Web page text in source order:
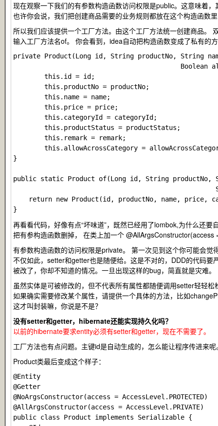
现在观察一下我们的有参数构造函数访问权限是public。这意味着
也许你会说，我们把创建商品需要的业务规则都放在这个构造函数
所以我们应该提供一个工厂方法。由这个工厂方法统一创建商品
输入工厂方法名of。 你会看到，idea自动把构造函数变成了私有的
private Product(Long id, String productNo, String
Boolean
        this.id = id;
        this.productNo = productNo;
        this.name = name;
        this.price = price;
        this.categoryId = categoryId;
        this.productStatus = productStatus;
        this.remark = remark;
this.allowAcrossCategory =
}
public static Product of(Long id, String productNo,
return new Product(id, productNo, name, price,
再看看代码，好像有点“坏味道”，既然已经用了lombok,为什么还要
把有参构造函数删掉， 在类上加一个 @AllArgsConstructor(access
有参数构造函数的访问权限是private。 第一次见到这个你可能会
不仅如此，setter和getter也是随便给。这是不对的，DDD的代码
被改了，你却不知道的情况。一旦出现这样的bug，简直就是灾难。
虽然实体是可被修改的，但不代表所有属性都随便调用setter轻轻松
如果确实需要修改某个属性，请提供一个具体的方法，比如
这才叫封装嘛，你说是不是？
没有setter和getter，hibernate还能实现持久化吗？
以前的hibernate要求entity必须有setter和getter，现在不需要了。
工厂方法也有点问题。主键id是自动生成的，怎么能让程序传进来
Product类最后变成这个样子：
@Entity
@Getter
@NoArgsConstructor(access = AccessLevel.PROTECTED)
@AllArgsConstructor(access = AccessLevel.PRIVATE)
public class Product implements Serializable {